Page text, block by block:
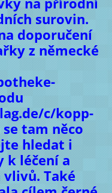
surovin.
doporučení
z německé
c/kopp-
tam něco
hledat i
k léčení a
Také